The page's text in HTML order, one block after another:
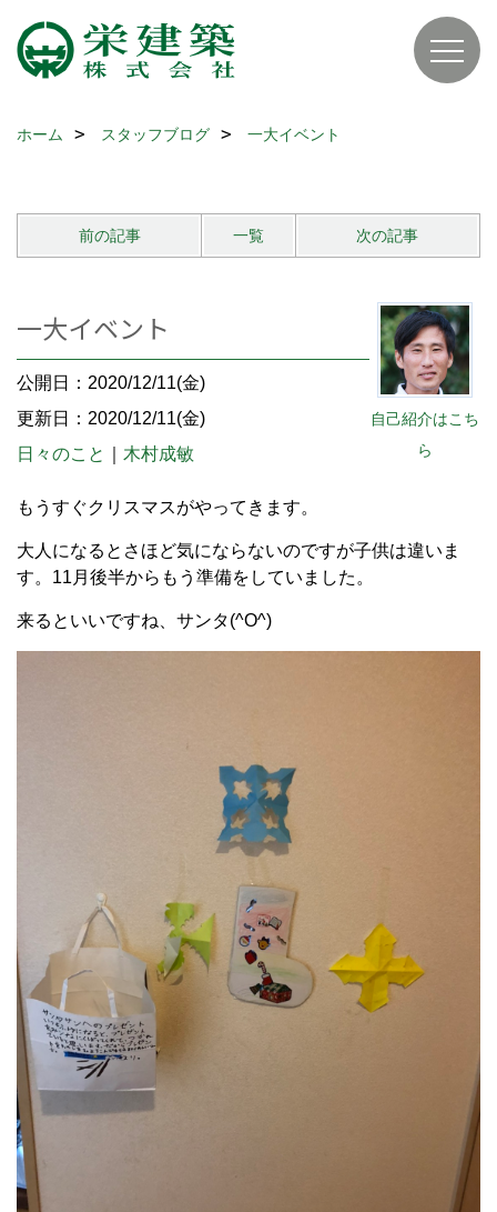
ホーム スタッフブログ 一大イベント
前の記事 一覧 次の記事
自己紹介はこち
ら
一大イベント
公開日：2020/12/11(金)
更新日：2020/12/11(金)
日々のこと
木村成敏
もうすぐクリスマスがやってきます。
大人になるとさほど気にならないのですが子供は違いま
す。11月後半からもう準備をしていました。
来るといいですね、サンタ(^O^)